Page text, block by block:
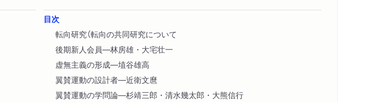
目次
転向研究（転向の共同研究について
後期新人会員―林房雄・大宅壮一
虚無主義の形成―埴谷雄高
翼賛運動の設計者―近衛文麿
翼賛運動の学問論―杉靖三郎・清水幾太郎・大熊信行